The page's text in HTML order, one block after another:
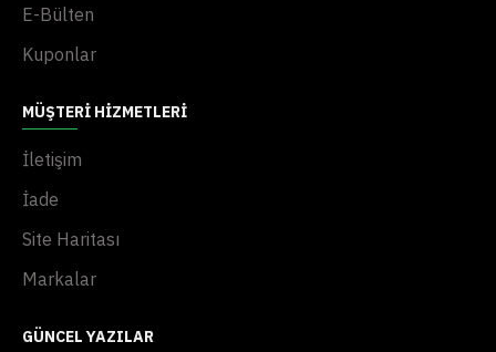
E-Bülten
Kuponlar
MÜŞTERI HIZMETLERI
İletişim
İade
Site Haritası
Markalar
GÜNCEL YAZILAR